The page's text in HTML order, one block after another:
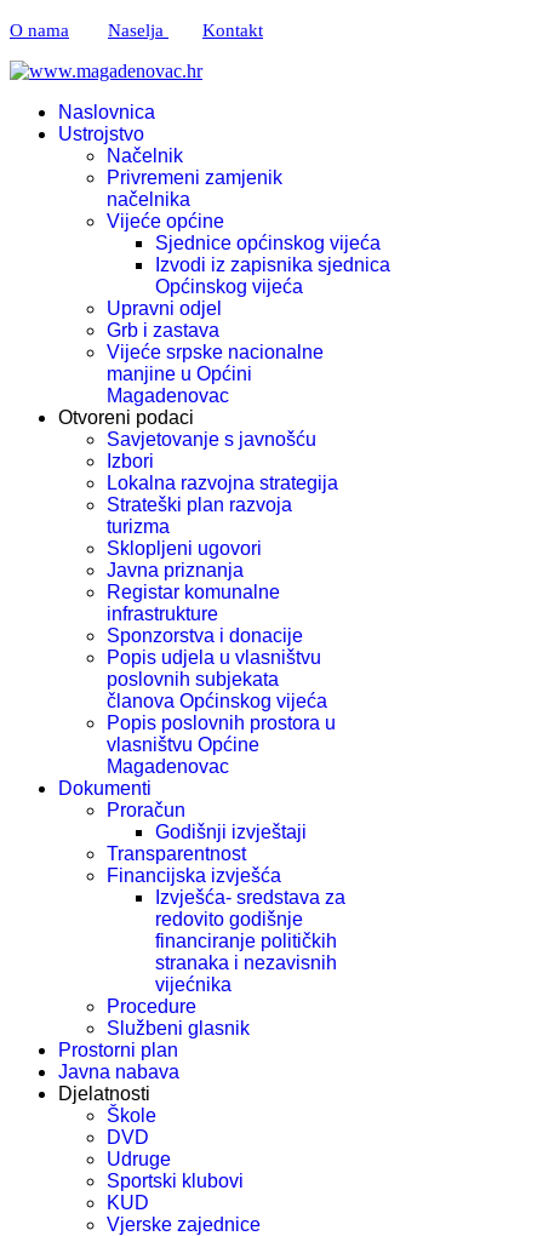
O nama Naselja Kontakt
Naslovnica
Ustrojstvo
Načelnik
Privremeni zamjenik
načelnika
Vijeće općine
Sjednice općinskog vijeća
Izvodi iz zapisnika sjednica
Općinskog vijeća
Upravni odjel
Grb i zastava
Vijeće srpske nacionalne
manjine u Općini
Magadenovac
Otvoreni podaci
Savjetovanje s javnošću
Izbori
Lokalna razvojna strategija
Strateški plan razvoja
turizma
Sklopljeni ugovori
Javna priznanja
Registar komunalne
infrastrukture
Sponzorstva i donacije
Popis udjela u vlasništvu
poslovnih subjekata
članova Općinskog vijeća
Popis poslovnih prostora u
vlasništvu Općine
Magadenovac
Dokumenti
Proračun
Godišnji izvještaji
Transparentnost
Financijska izvješća
Izvješća- sredstava za
redovito godišnje
financiranje političkih
stranaka i nezavisnih
vijećnika
Procedure
Službeni glasnik
Prostorni plan
Javna nabava
Djelatnosti
Škole
DVD
Udruge
Sportski klubovi
KUD
Vjerske zajednice